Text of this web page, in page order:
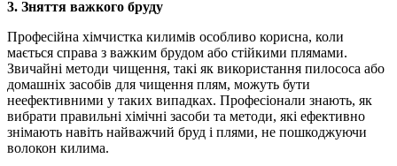
3. Зняття важкого бруду
Професійна хімчистка килимів особливо корисна, коли
мається справа з важким брудом або стійкими плямами.
Звичайні методи чищення, такі як використання пилососа або
домашніх засобів для чищення плям, можуть бути
неефективними у таких випадках. Професіонали знають, як
вибрати правильні хімічні засоби та методи, які ефективно
знімають навіть найважчий бруд і плями, не пошкоджуючи
волокон килима.